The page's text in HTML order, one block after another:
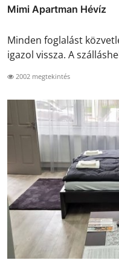
Mimi Apartman Hévíz
Minden foglalást
igazol vissza. A
2002 megtekintés